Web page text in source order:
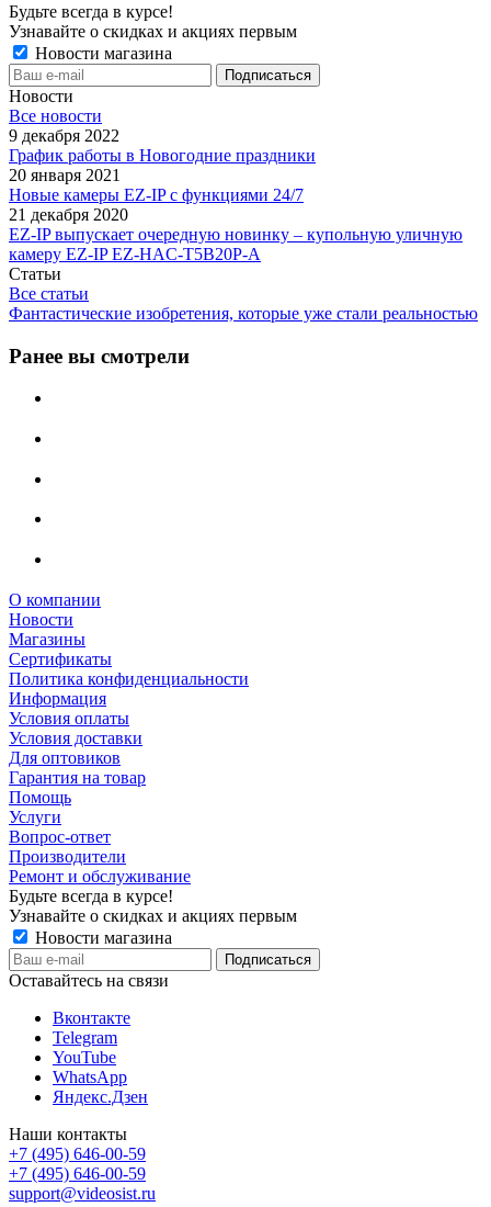
Будьте всегда в курсе!
Узнавайте о скидках и акциях первым
Новости магазина
Новости
Все новости
9 декабря 2022
График работы в Новогодние праздники
20 января 2021
Новые камеры EZ-IP с функциями 24/7
21 декабря 2020
EZ-IP выпускает очередную новинку – купольную уличную
камеру EZ-IP EZ-HAC-T5B20P-A
Статьи
Все статьи
Фантастические изобретения, которые уже стали реальностью
Ранее вы смотрели
О компании
Новости
Магазины
Сертификаты
Политика конфиденциальности
Информация
Условия оплаты
Условия доставки
Для оптовиков
Гарантия на товар
Помощь
Услуги
Вопрос-ответ
Производители
Ремонт и обслуживание
Будьте всегда в курсе!
Узнавайте о скидках и акциях первым
Новости магазина
Оставайтесь на связи
Вконтакте
Telegram
YouTube
WhatsApp
Яндекс.Дзен
Наши контакты
+7 (495) 646-00-59
+7 (495) 646-00-59
support@videosist.ru